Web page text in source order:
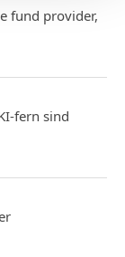
fund provider,
fern sind